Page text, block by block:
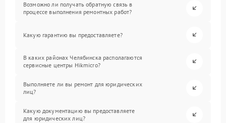
Возможно ли получать обратную связь в
процессе выполнения ремонтных работ?
Какую гарантию вы предоставляете?
В каких районах Челябинска располагаются
сервисные центры Hikmicro?
Выполняете ли вы ремонт для юридических
лиц?
Какую документацию вы предоставляете
для юридических лиц?